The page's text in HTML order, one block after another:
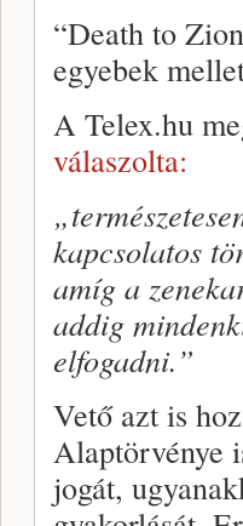
“Death to
egyebek
A Telex.hu
válaszolta:
kapcsolatos
amíg a
addig
elfogadni.”
Vető azt is
Alaptörvénye
jogát,